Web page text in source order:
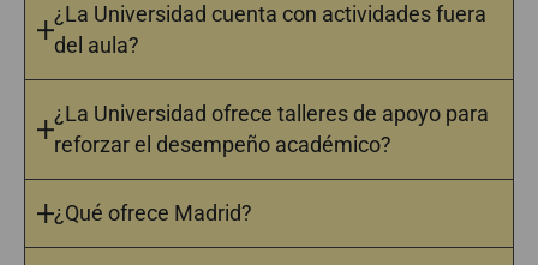
¿La Universidad cuenta con actividades fuera
del aula?
¿La Universidad ofrece talleres de apoyo para
reforzar el desempeño académico?
¿Qué ofrece Madrid?